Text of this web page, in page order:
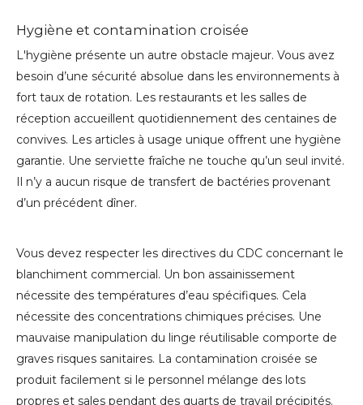
Hygiène et contamination croisée
L'hygiène présente un autre obstacle majeur. Vous avez
besoin d’une sécurité absolue dans les environnements à
fort taux de rotation. Les restaurants et les salles de
réception accueillent quotidiennement des centaines de
convives. Les articles à usage unique offrent une hygiène
garantie. Une serviette fraîche ne touche qu’un seul invité.
Il n’y a aucun risque de transfert de bactéries provenant
d’un précédent dîner.
Vous devez respecter les directives du CDC concernant le
blanchiment commercial. Un bon assainissement
nécessite des températures d’eau spécifiques. Cela
nécessite des concentrations chimiques précises. Une
mauvaise manipulation du linge réutilisable comporte de
graves risques sanitaires. La contamination croisée se
produit facilement si le personnel mélange des lots
propres et sales pendant des quarts de travail précipités.